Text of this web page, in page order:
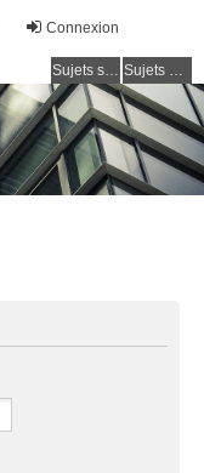
Connexion
Sujets sans réponse Sujets actifs